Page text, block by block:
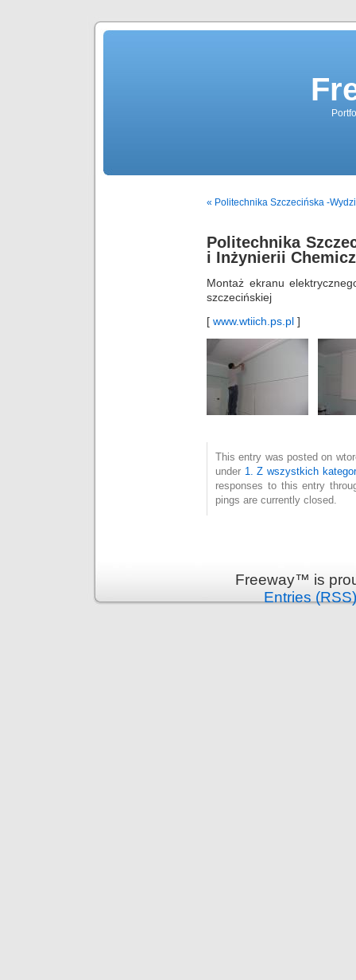
« Politechnika Szczecińska -
Politechnika
i Inżynierii
Montaż ekranu
szczecińskiej
[ www.wtiich.ps.pl ]
This entry was posted on
under 1. Z wszystkich
responses to this entry
pings are currently closed.
Freeway™ is
Entries (RSS)